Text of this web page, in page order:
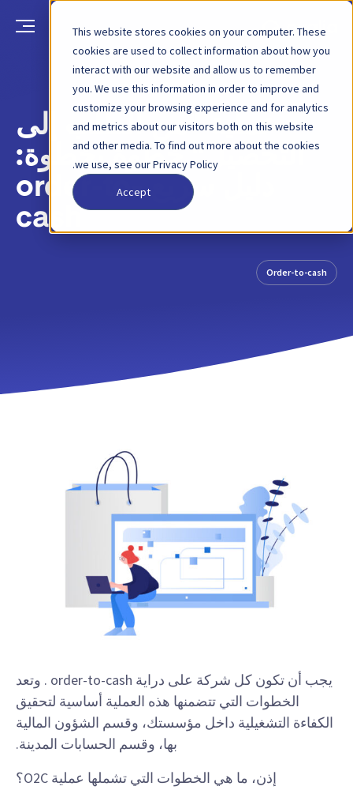
This website stores cookies on your computer. These
cookies are used to collect information about how you
interact with our website and allow us to remember
you. We use this information in order to improve and
customize your browsing experience and for analytics
and metrics about our visitors both on this website
and other media. To find out more about the cookies
we use, see our Privacy Policy.
Accept
العودةمنشور مدونة 30 مارس 2022
عملية "من الطلب إلى
التحصيل" خطوة بخطوة:
دليل سريع order-to-
cash
Order-to-cash
يجب أن تكون كل شركة على دراية order-to-cash . وتعد
الخطوات التي تتضمنها هذه العملية أساسية لتحقيق
الكفاءة التشغيلية داخل مؤسستك، وقسم الشؤون المالية
بها، وقسم الحسابات المدينة.
إذن، ما هي الخطوات التي تشملها عملية O2C؟